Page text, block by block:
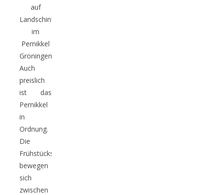
auf
Landschinken
im
Pernikkel
Groningen
Auch
preislich
ist das
Pernikkel
in
Ordnung.
Die
Frühstücksspeisen
bewegen
sich
zwischen